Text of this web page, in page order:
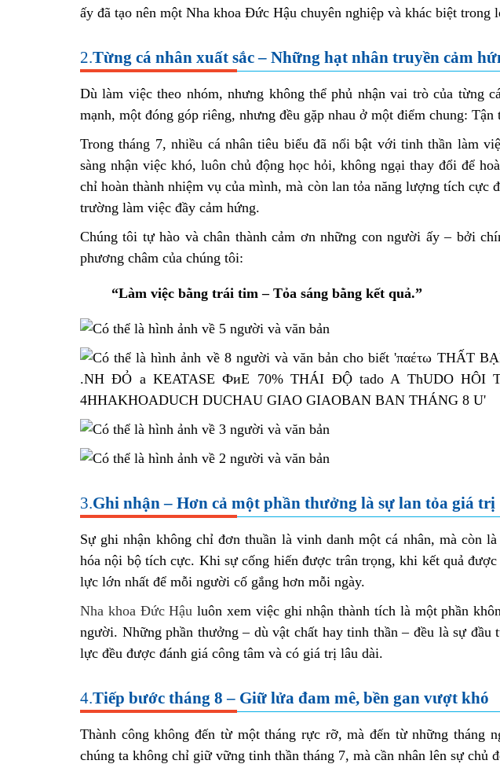
ấy đã tạo nên một Nha khoa Đức Hậu chuyên nghiệp và khác biệt trong
2.Từng cá nhân xuất sắc – Những hạt nhân truyền cảm
Dù làm việc theo nhóm, nhưng không thể phủ nhận vai trò của từng
mạnh, một đóng góp riêng, nhưng đều gặp nhau ở một điểm chung: Tận
Trong tháng 7, nhiều cá nhân tiêu biểu đã nổi bật với tinh thần làm
sàng nhận việc khó, luôn chủ động học hỏi, không ngại thay đổi để
chỉ hoàn thành nhiệm vụ của mình, mà còn lan tỏa năng lượng tích cực
trường làm việc đầy cảm hứng.
Chúng tôi tự hào và chân thành cảm ơn những con người ấy – bởi
phương châm của chúng tôi:
“Làm việc bằng trái tim – Tỏa sáng bằng kết quả.”
3.Ghi nhận – Hơn cả một phần thưởng là sự lan tỏa giá trị
Sự ghi nhận không chỉ đơn thuần là vinh danh một cá nhân, mà còn
hóa nội bộ tích cực. Khi sự cống hiến được trân trọng, khi kết quả
lực lớn nhất để mỗi người cố gắng hơn mỗi ngày.
Nha khoa Đức Hậu luôn xem việc ghi nhận thành tích là một phần
người. Những phần thưởng – dù vật chất hay tinh thần – đều là sự
lực đều được đánh giá công tâm và có giá trị lâu dài.
4.Tiếp bước tháng 8 – Giữ lửa đam mê, bền gan vượt khó
Thành công không đến từ một tháng rực rỡ, mà đến từ những tháng
chúng ta không chỉ giữ vững tinh thần tháng 7, mà cần nhân lên sự chủ